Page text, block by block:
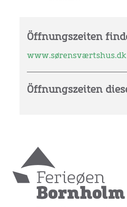
Öffnungszeiten
www.sørensværtshus.dk
Öffnungszeiten